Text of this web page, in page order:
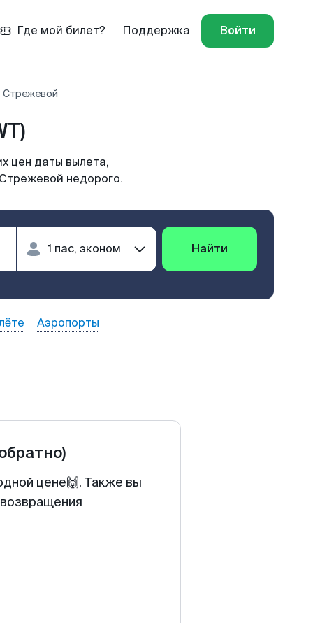
Где мой билет? Поддержка Войти
Стрежевой
цен даты вылета,
недорого.
Найти
Аэропорты
цене🙌. Также вы